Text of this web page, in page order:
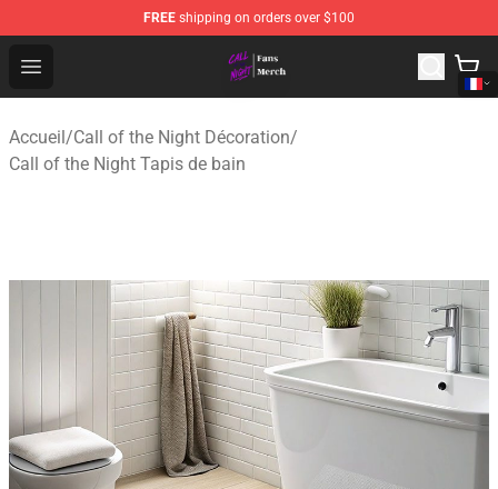
FREE shipping on orders over $100
Open menu
Call of the Night Store - Official Call of the Night
Accueil/Call of the Night Décoration/
Call of the Night Tapis de bain